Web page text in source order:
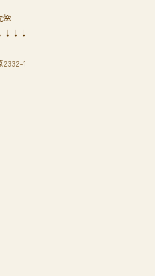
🌺
1